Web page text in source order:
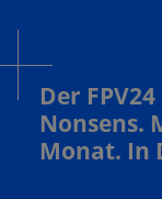
Der
Nonsens.
Monat. In